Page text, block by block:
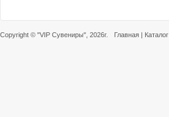
Copyright © "VIP Сувениры" , 2026г. Главная | Каталог